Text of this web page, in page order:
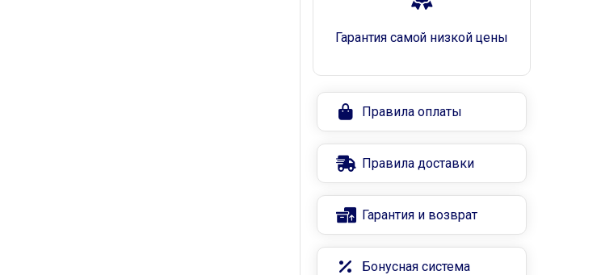
Гарантия самой низкой цены
Правила оплаты
Правила доставки
Гарантия и возврат
Бонусная система